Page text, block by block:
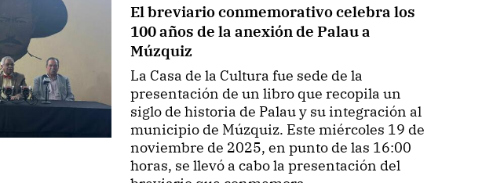
El breviario conmemorativo celebra los
100 años de la anexión de Palau a
Múzquiz
La Casa de la Cultura fue sede de la
presentación de un libro que recopila un
siglo de historia de Palau y su integración al
municipio de Múzquiz. Este miércoles 19 de
noviembre de 2025, en punto de las 16:00
horas, se llevó a cabo la presentación del